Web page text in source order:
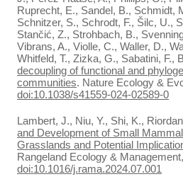
Ruprecht, E., Sandel, B., Schmidt,
Schnitzer, S., Schrodt, F., Šilc, U.,
Stančić, Z., Strohbach, B.,
Vibrans, A., Violle, C., Waller, D.,
Whitfeld, T., Zizka, G., Sabatini, F.,
decoupling of functional and
communities. Nature Ecology &
doi:10.1038/s41559-024-02589-0
Lambert, J., Niu, Y., Shi, K.,
and Development of Small
Grasslands and Potential
Rangeland Ecology & Management,
doi:10.1016/j.rama.2024.07.001